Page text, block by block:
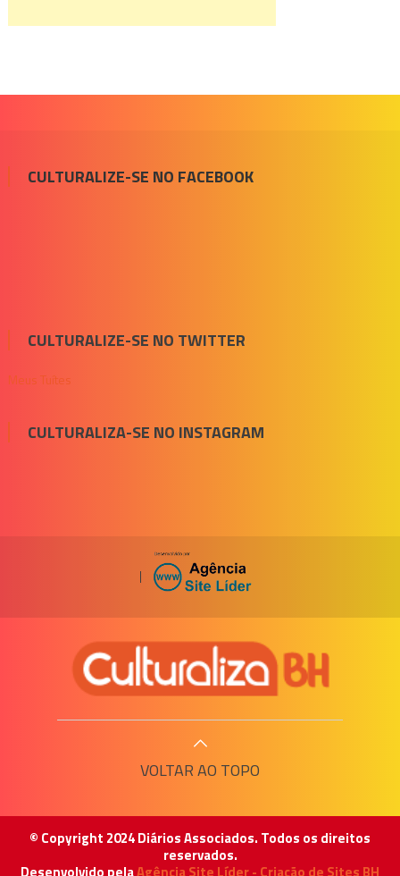
CULTURALIZE-SE NO FACEBOOK
CULTURALIZE-SE NO TWITTER
Meus Tuítes
CULTURALIZA-SE NO INSTAGRAM
|
VOLTAR AO TOPO
© Copyright 2024 Diários Associados. Todos os direitos
reservados.
Desenvolvido pelaAgência Site Líder - Criação de Sites BH